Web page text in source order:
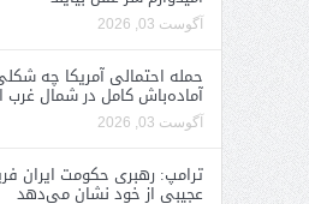
آگوست 03, 2026
حمله احتمالی آمریکا چه
آماده‌باش کامل در شمال غرب
آگوست 03, 2026
ترامپ: رهبری حکومت ایران
عجیبی از خود نشان می‌دهد